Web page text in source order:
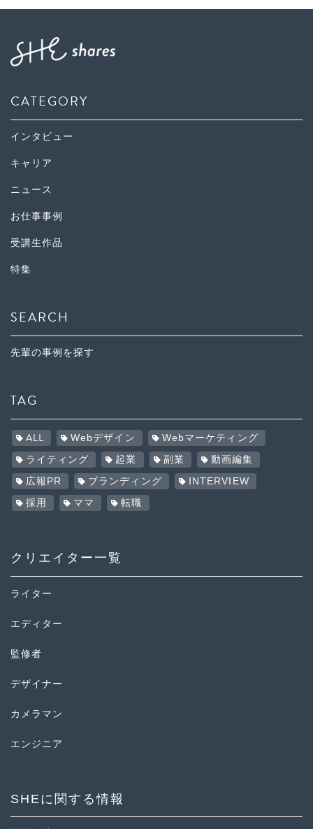
CATEGORY
インタビュー
キャリア
ニュース
お仕事事例
受講生作品
特集
SEARCH
先輩の事例を探す
TAG
ALL Webデザイン Webマーケティング
ライティング 起業 副業 動画編集
広報PR ブランディング INTERVIEW
採用 ママ 転職
クリエイター一覧
ライター
エディター
監修者
デザイナー
カメラマン
エンジニア
SHEに関する情報